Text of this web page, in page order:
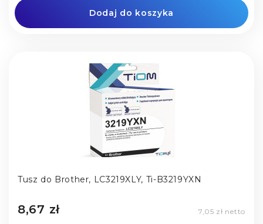
Dodaj do koszyka
Tusz do Brother, LC3219XLY, Ti-B3219YXN
8,67 zł 7,05 zł netto